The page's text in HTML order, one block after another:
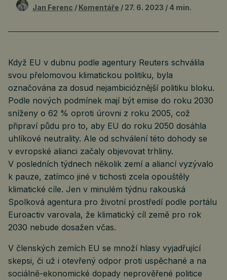
Jan Ferenc Komentáře 27. 6. 2023 4 min.
Když EU v dubnu podle agentury Reuters schválila
svou přelomovou klimatickou politiku, byla
označována za dosud nejambicióznější politiku bloku.
Podle nových podmínek mají být emise do roku 2030
sníženy o 62 % oproti úrovni z roku 2005, což
připraví půdu pro to, aby EU do roku 2050 dosáhla
uhlíkové neutrality. Ale od schválení této dohody se
v evropské alianci začaly objevovat trhliny.
V posledních týdnech několik zemí a aliancí vyzývalo
k pauze, zatímco jiné v tichosti zcela opouštěly
klimatické cíle. Jen v minulém týdnu rakouská
Spolková agentura pro životní prostředí podle portálu
Euroactiv varovala, že klimatický cíl země pro rok
2030 nebude dosažen včas.
V členských zemích EU se množí hlasy vyjadřující
skepsi, či už i otevřený odpor proti uspěchané a na
sociálně-ekonomické dopady neprověřené politice